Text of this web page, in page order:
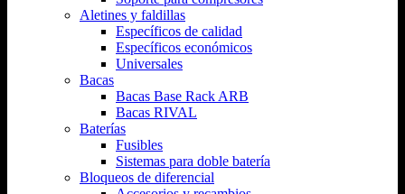
Aletines y faldillas
Específicos de calidad
Específicos económicos
Universales
Bacas
Bacas Base Rack ARB
Bacas RIVAL
Baterías
Fusibles
Sistemas para doble batería
Bloqueos de diferencial